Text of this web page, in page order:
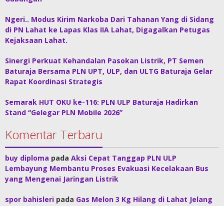
Ngeri.. Modus Kirim Narkoba Dari Tahanan Yang di Sidang
di PN Lahat ke Lapas Klas IIA Lahat, Digagalkan Petugas
Kejaksaan Lahat.
Sinergi Perkuat Kehandalan Pasokan Listrik, PT Semen
Baturaja Bersama PLN UPT, ULP, dan ULTG Baturaja Gelar
Rapat Koordinasi Strategis
Semarak HUT OKU ke-116: PLN ULP Baturaja Hadirkan
Stand “Gelegar PLN Mobile 2026”
Komentar Terbaru
buy diploma pada Aksi Cepat Tanggap PLN ULP
Lembayung Membantu Proses Evakuasi Kecelakaan Bus
yang Mengenai Jaringan Listrik
spor bahisleri pada Gas Melon 3 Kg Hilang di Lahat Jelang